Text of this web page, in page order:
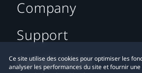
Ce site utilise des cookies pour optimiser les
analyser les performances du site et fournir
Company
Support
Localisation